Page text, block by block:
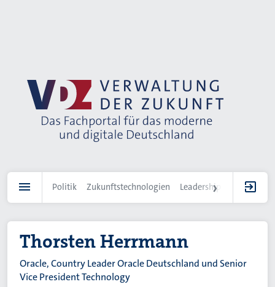
Politik Zukunftstechnologien Leadership IT-
Thorsten Herrmann
Oracle, Country Leader Oracle Deutschland und Senior
Vice President Technology